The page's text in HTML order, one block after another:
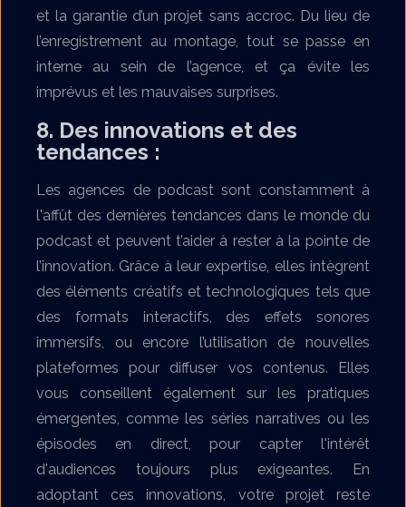
et la garantie d’un projet sans accroc. Du lieu de
l’enregistrement au montage, tout se passe en
interne au sein de l’agence, et ça évite les
imprévus et les mauvaises surprises.
8. Des innovations et des
tendances :
Les agences de podcast sont constamment à
l'affût des dernières tendances dans le monde du
podcast et peuvent t’aider à rester à la pointe de
l’innovation. Grâce à leur expertise, elles intègrent
des éléments créatifs et technologiques tels que
des formats interactifs, des effets sonores
immersifs, ou encore l’utilisation de nouvelles
plateformes pour diffuser vos contenus. Elles
vous conseillent également sur les pratiques
émergentes, comme les séries narratives ou les
épisodes en direct, pour capter l'intérêt
d'audiences toujours plus exigeantes. En
adoptant ces innovations, votre projet reste